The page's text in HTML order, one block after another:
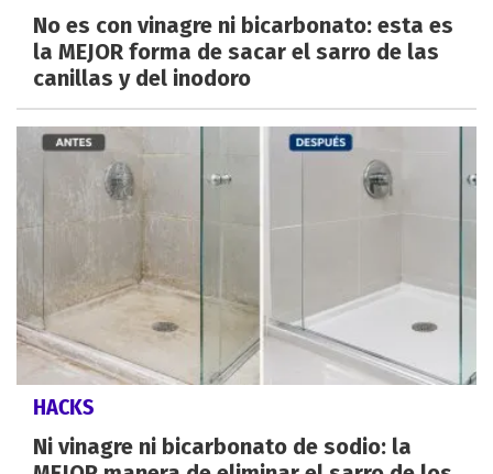
No es con vinagre ni bicarbonato: esta es
la MEJOR forma de sacar el sarro de las
canillas y del inodoro
HACKS
Ni vinagre ni bicarbonato de sodio: la